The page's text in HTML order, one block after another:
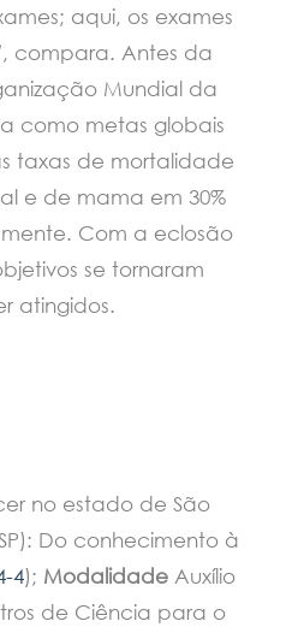
aqui, os exames
compara. Antes da
Mundial da
como metas globais
taxas de mortalidade
e de mama em 30%
Com a eclosão
se tornaram
atingidos.
no estado de São
Do conhecimento à
4); Modalidade Auxílio
de Ciência para o